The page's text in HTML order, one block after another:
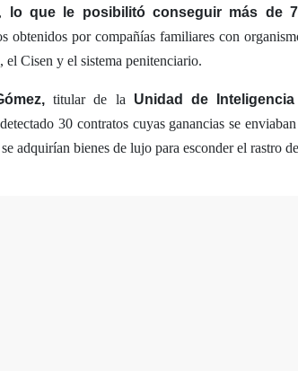
lo que le posibilitó conseguir más de
obtenidos por compañías familiares con
el Cisen y el sistema penitenciario.
titular de la Unidad de
30 contratos cuyas ganancias se
adquirían bienes de lujo para esconder el rastro